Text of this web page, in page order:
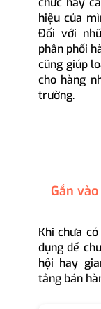
hiệu của
Đối với
phân phối
cũng giúp
cho hàng
trường.
Gắn
Khi chưa
dụng để
hội hay
tảng bán